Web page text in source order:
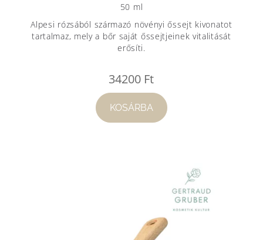
50 ml
Alpesi rózsából származó növényi őssejt kivonatot
tartalmaz, mely a bőr saját őssejtjeinek vitalitását
erősíti.
34200 Ft
KOSÁRBA